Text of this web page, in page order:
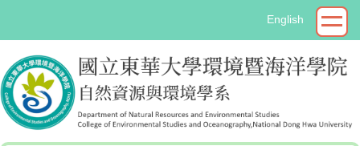
要
內
容
區
English